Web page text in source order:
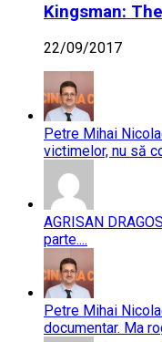
Kingsman:
22/09/2017
Petre Mihai
victimelor, nu să
AGRISAN
parte....
Petre Mihai
documentar. Ma